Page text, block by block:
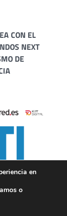
en
o
CON EL
NEXT
DE